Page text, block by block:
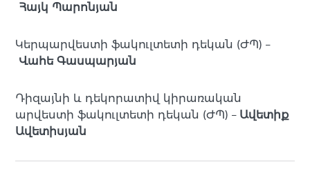
Հայկ Պարոնյան
Կերպարվեստի ֆակուլտետի դեկան (ԺՊ) –
Վահե Գասպարյան
Դիզայնի և դեկորատիվ կիրառական
արվեստի ֆակուլտետի դեկան (ԺՊ) – Ավետիք
Ավետիսյան